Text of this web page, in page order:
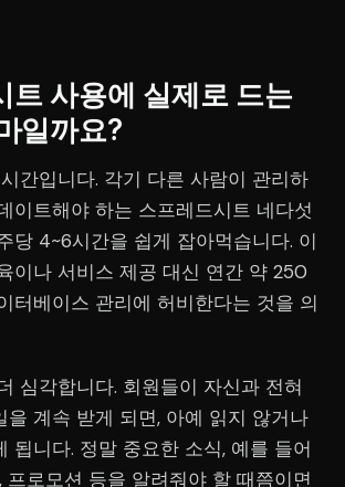
트 사용에 실제로 드는
일까요?
간입니다. 각기 다른 사람이 관리하
이트해야 하는 스프레드시트 네다섯
당 4~6시간을 쉽게 잡아먹습니다. 이
이나 서비스 제공 대신 연간 약 250
터베이스 관리에 허비한다는 것을 의
심각합니다. 회원들이 자신과 전혀
을 계속 받게 되면, 아예 읽지 않거나
됩니다. 정말 중요한 소식, 예를 들어
프로모션 등을 알려줘야 할 때쯤이면